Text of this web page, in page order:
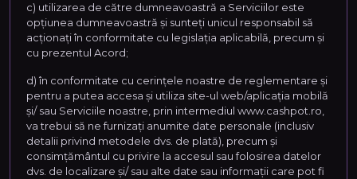
c) utilizarea de către dumneavoastră a Serviciilor este
opțiunea dumneavoastră și sunteți unicul responsabil să
acționați în conformitate cu legislația aplicabilă, precum și
cu prezentul Acord;
d) în conformitate cu cerințele noastre de reglementare și
pentru a putea accesa și utiliza site-ul web/aplicația mobilă
și/ sau Serviciile noastre, prin intermediul www.cashpot.ro,
va trebui să ne furnizați anumite date personale (inclusiv
detalii privind metodele dvs. de plată), precum și
consimțământul cu privire la accesul sau folosirea datelor
dvs. de localizare și/ sau alte date sau informații care pot fi